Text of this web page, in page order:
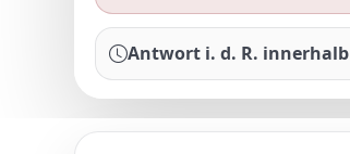
Antwort i. d. R. innerhalb